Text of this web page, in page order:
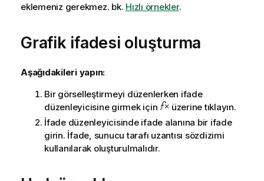
eklemeniz gerekmez. bk. Hızlı örnekler.
Grafik ifadesi oluşturma
Aşağıdakileri yapın:
Bir görselleştirmeyi düzenlerken ifade
düzenleyicisine girmek için
üzerine tıklayın.
İfade düzenleyicisinde ifade alanına bir ifade
girin. İfade, sunucu tarafı uzantısı sözdizimi
kullanılarak oluşturulmalıdır.